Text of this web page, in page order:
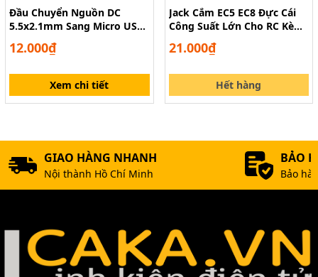
Đầu Chuyển Nguồn DC
5.5x2.1mm Sang Micro USB,
12.000₫
Xem chi tiết
Jack Cắm EC5 EC8 Đực Cái
Công Suất Lớn Cho RC Kèm
21.000₫
Hết hàng
GIAO HÀNG NHANH
Nội thành Hồ Chí Minh
BẢO
Bảo